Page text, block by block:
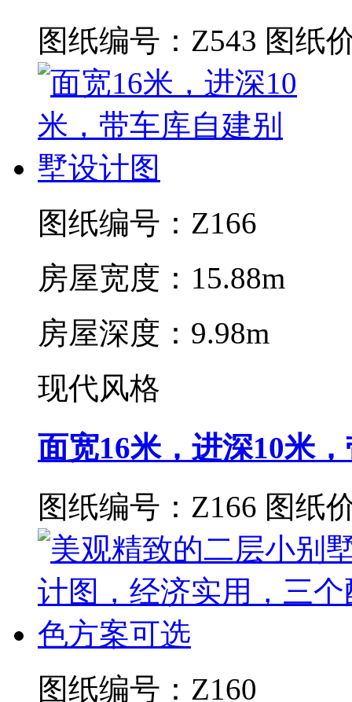
图纸编号：Z543 图纸
图纸编号：Z166
房屋宽度：15.88m
房屋深度：9.98m
现代风格
面宽16米，进深10米
图纸编号：Z166 图纸
图纸编号：Z160